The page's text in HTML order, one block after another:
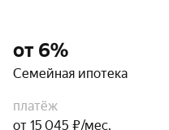
от 6%
Семейная ипотека
платёж
от 15 045 ₽/мес.